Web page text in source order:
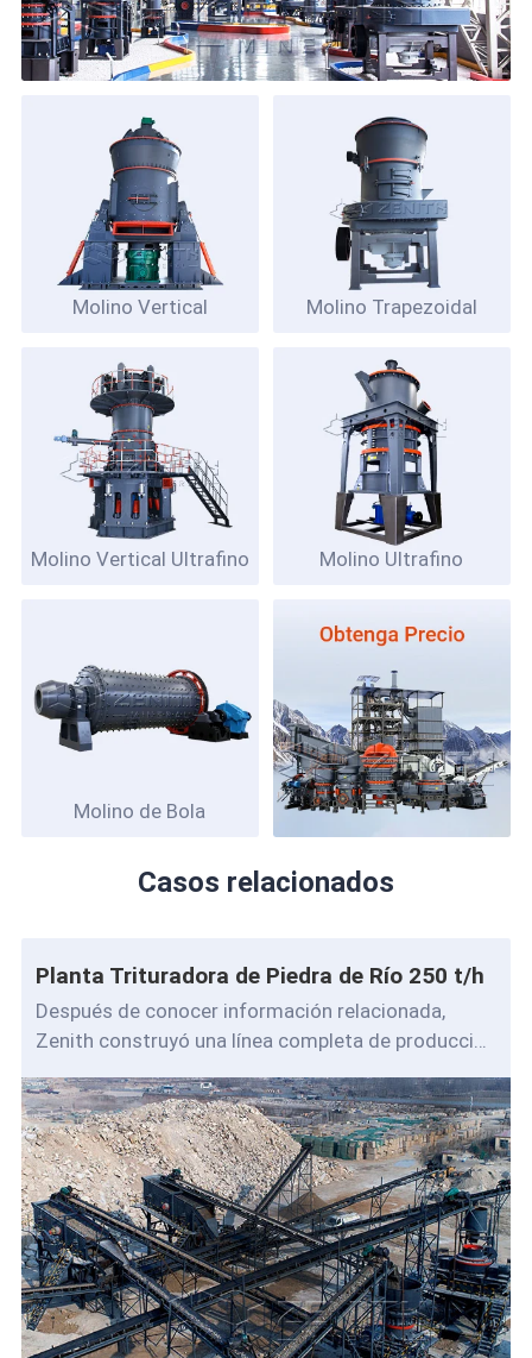
Molino Vertical Molino Trapezoidal
Molino Vertical Ultrafino Molino Ultrafino
Molino de Bola
Casos relacionados
Planta Trituradora de Piedra de Río 250 t/h
Después de conocer información relacionada,
Zenith construyó una línea completa de producción